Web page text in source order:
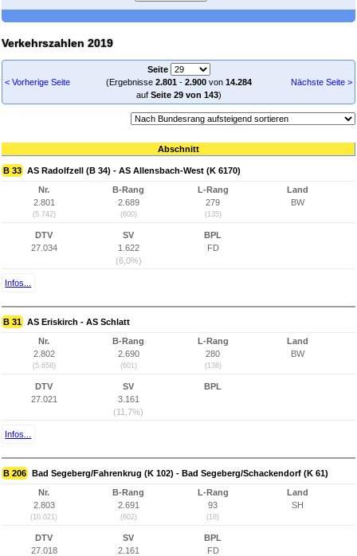
Verkehrszahlen 2019
< Vorherige Seite
Seite
(Ergebnisse 2.801- 2.900von 14.284
auf Seite 29 von 143)
Nächste Seite >
Abschnitt
B 33 AS Radolfzell (B 34) - AS Allensbach-West (K 6170)
Nr.
2.801
(5.742)
B-Rang
2.689
(600)
L-Rang
279
(135)
Land
BW
DTV
27.034
SV
1.622
(6,0%)
BPL
FD
Infos...
B 31 AS Eriskirch - AS Schlatt
Nr.
2.802
(5.658)
B-Rang
2.690
(601)
L-Rang
280
(136)
Land
BW
DTV
27.021
SV
3.161
(11,7%)
BPL
Infos...
B 206 Bad Segeberg/Fahrenkrug (K 102) - Bad Segeberg/Schackendorf (K 61)
Nr.
2.803
(10.021)
B-Rang
2.691
(602)
L-Rang
93
(18)
Land
SH
DTV
27.018
SV
2.161
BPL
FD